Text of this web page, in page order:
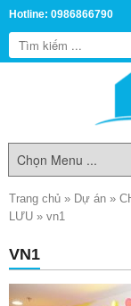
Hotline: 0986866790
Trang chủ » Dự án »
LƯU » vn1
VN1